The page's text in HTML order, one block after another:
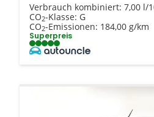
Verbrauch kombiniert: 7,00 l/
CO2-Klasse: G
CO2-Emissionen: 184,00 g/km
Superpreis